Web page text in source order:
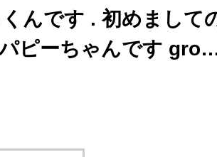
んです . 初めまして
ピーちゃんです